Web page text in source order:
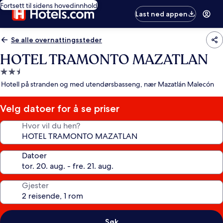
Fortsett til sidens hovedinnhold
Last ned appen
Se alle overnattingssteder
HOTEL TRAMONTO MAZATLAN
Overnattingssted
med
stjerner
Hotell på stranden og med utendørsbasseng, nær Mazatlán Malecón
Velg datoer for å se priser
Hvor vil du hen?
Datoer
Gjester